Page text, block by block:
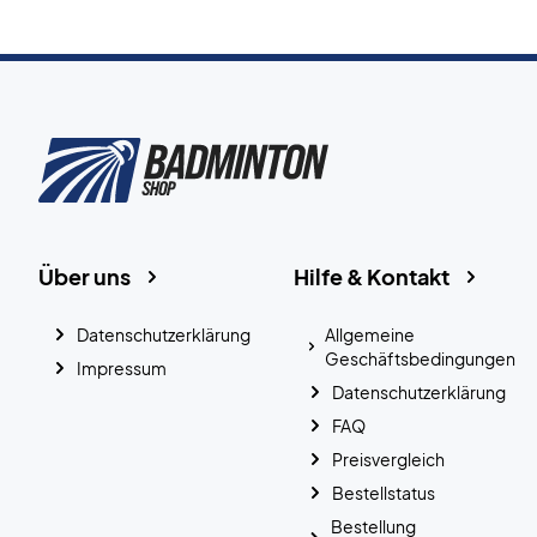
Hilfe & Kontakt
Allgemeine
Geschäftsbedingungen
Datenschutzerklärung
FAQ
Preisvergleich
Bestellstatus
Bestellung
Über uns
Datenschutzerklärung
Impressum